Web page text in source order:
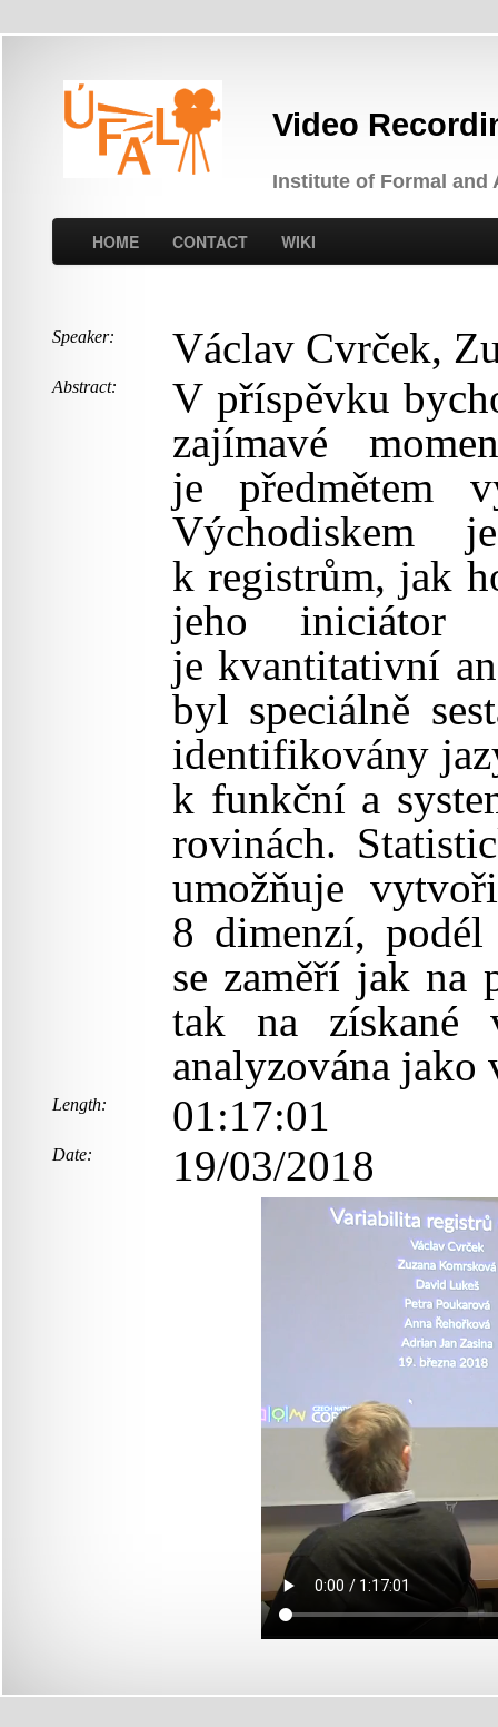
Video
Institute of Formal
HOME CONTACT WIKI
Speaker: Václav Cvrček,
Abstract:
V příspěvku
zajímavé
je předmětem
Východiskem
k registrům, jak
jeho iniciátor
je kvantitativní
byl speciálně
identifikovány
k funkční a
rovinách.
umožňuje
8 dimenzí,
se zaměří jak na
tak na získané
analyzována
Length: 01:17:01
Date: 19/03/2018